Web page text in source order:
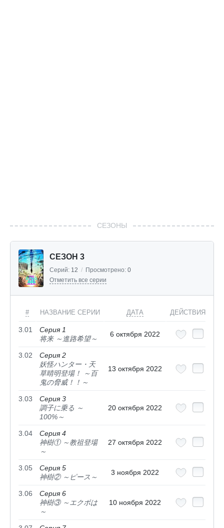
СЕЗОНЫ
СЕЗОН 3
Серий: 12 / Просмотрено: 0
Отметить все серии
# НАЗВАНИЕ СЕРИИ ДАТА ДЕЙСТВИЯ
3.01
Серия 1
将来 ～進路希望～
6 октября 2022
3.02
Серия 2
妖怪ハンター・天
草晴明登場！ ～百
鬼の脅威！！～
13 октября 2022
3.03
Серия 3
調子に乗る ～
100%～
20 октября 2022
3.04
Серия 4
神樹① ～教祖登場
～
27 октября 2022
3.05
Серия 5
神樹② ～ピース～
3 ноября 2022
3.06
Серия 6
神樹③ ～エクボは
～
10 ноября 2022